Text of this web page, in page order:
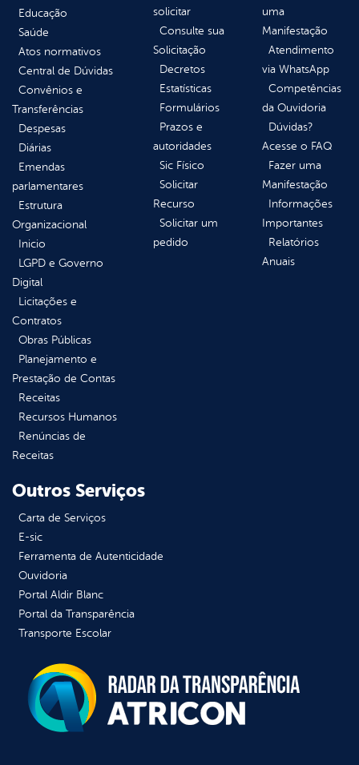
Educação
Saúde
Atos normativos
Central de Dúvidas
Convênios e
Transferências
Despesas
Diárias
Emendas
parlamentares
Estrutura
Organizacional
Inicio
LGPD e Governo
Digital
Licitações e
Contratos
Obras Públicas
Planejamento e
Prestação de Contas
Receitas
Recursos Humanos
Renúncias de
Receitas
solicitar
Consulte sua
Solicitação
Decretos
Estatísticas
Formulários
Prazos e
autoridades
Sic Físico
Solicitar
Recurso
Solicitar um
pedido
uma
Manifestação
Atendimento
via WhatsApp
Competências
da Ouvidoria
Dúvidas?
Acesse o FAQ
Fazer uma
Manifestação
Informações
Importantes
Relatórios
Anuais
Outros Serviços
Carta de Serviços
E-sic
Ferramenta de Autenticidade
Ouvidoria
Portal Aldir Blanc
Portal da Transparência
Transporte Escolar